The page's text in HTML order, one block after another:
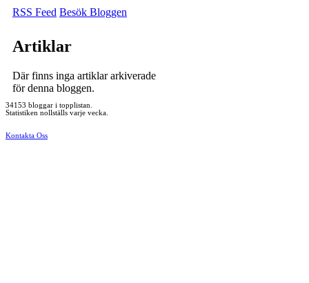
RSS Feed Besök Bloggen
Artiklar
Där finns inga artiklar arkiverade
för denna bloggen.
34153 bloggar i topplistan.
Statistiken nollställs varje vecka.
Kontakta Oss